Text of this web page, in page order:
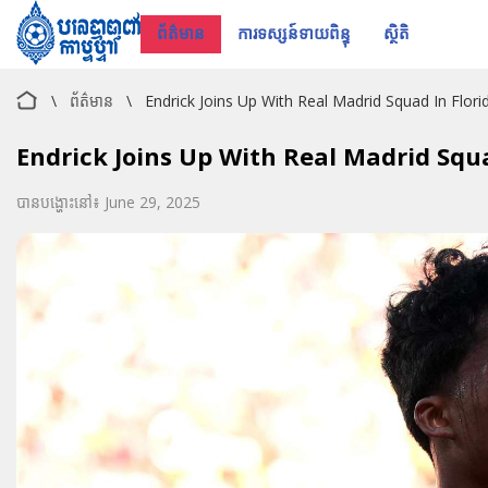
ព័ត៌មាន ការទស្សន៍ទាយពិន្ទុ ស្ថិតិ
\ ព័ត៌មាន \ Endrick Joins Up With Real Madrid Squad In
Endrick Joins Up With Real Madrid
បានបង្ហោះនៅ៖ June 29, 2025